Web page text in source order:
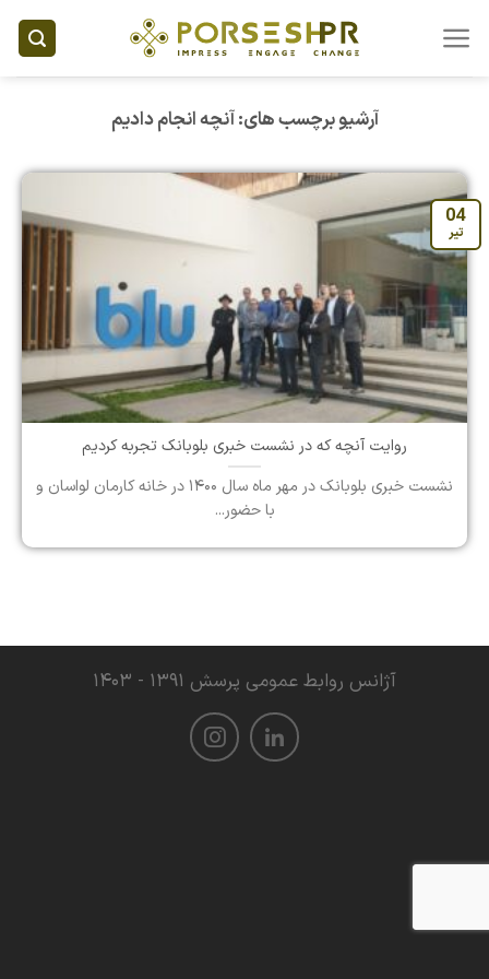
content
آرشیو برچسب های:آنچه انجام دادیم
روایت آنچه که در نشست خبری بلوبانک تجربه کردیم
نشست خبری بلوبانک در مهر ماه سال ۱۴۰۰ در خانه کارمان لواسان و
با حضور...
04
تیر
آژانس روابط عمومی پرسش ۱۳۹۱ - ۱۴۰۳